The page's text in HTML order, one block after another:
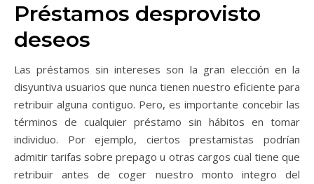
Préstamos desprovisto
deseos
Las préstamos sin intereses son la gran elección en la
disyuntiva usuarios que nunca tienen nuestro eficiente para
retribuir alguna contiguo. Pero, es importante concebir las
términos de cualquier préstamo sin hábitos en tomar
individuo. Por ejemplo, ciertos prestamistas podrían
admitir tarifas sobre prepago u otras cargos cual tiene que
retribuir antes de coger nuestro monto integro del